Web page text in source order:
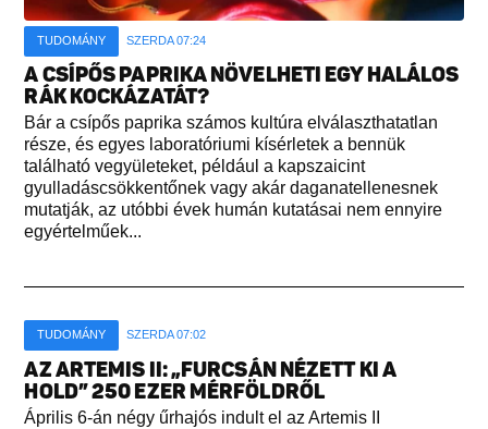
TUDOMÁNY SZERDA 07:24
A CSÍPŐS PAPRIKA NÖVELHETI EGY HALÁLOS
RÁK KOCKÁZATÁT?
Bár a csípős paprika számos kultúra elválaszthatatlan
része, és egyes laboratóriumi kísérletek a bennük
található vegyületeket, például a kapszaicint
gyulladáscsökkentőnek vagy akár daganatellenesnek
mutatják, az utóbbi évek humán kutatásai nem ennyire
egyértelműek...
TUDOMÁNY SZERDA 07:02
AZ ARTEMIS II: „FURCSÁN NÉZETT KI A
HOLD” 250 EZER MÉRFÖLDRŐL
Április 6-án négy űrhajós indult el az Artemis II